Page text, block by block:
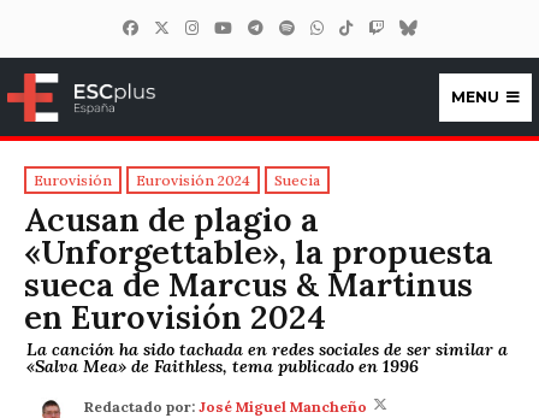
ESCplus España
MENU
Eurovisión Eurovisión 2024 Suecia
Acusan de plagio a
«Unforgettable», la propuesta
sueca de Marcus & Martinus
en Eurovisión 2024
La canción ha sido tachada en redes sociales de ser similar a
«Salva Mea» de Faithless, tema publicado en 1996
Redactado por: José Miguel Mancheño